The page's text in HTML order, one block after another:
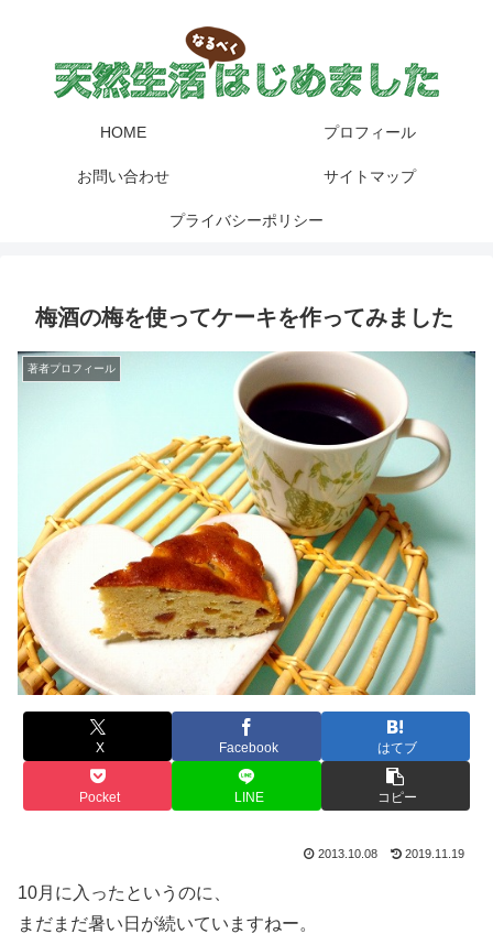
HOME プロフィール
お問い合わせ サイトマップ
プライバシーポリシー
梅酒の梅を使ってケーキを作ってみました
著者プロフィール
X Facebook はてブ
Pocket LINE コピー
2013.10.08 2019.11.19
10月に入ったというのに、
まだまだ暑い日が続いていますねー。